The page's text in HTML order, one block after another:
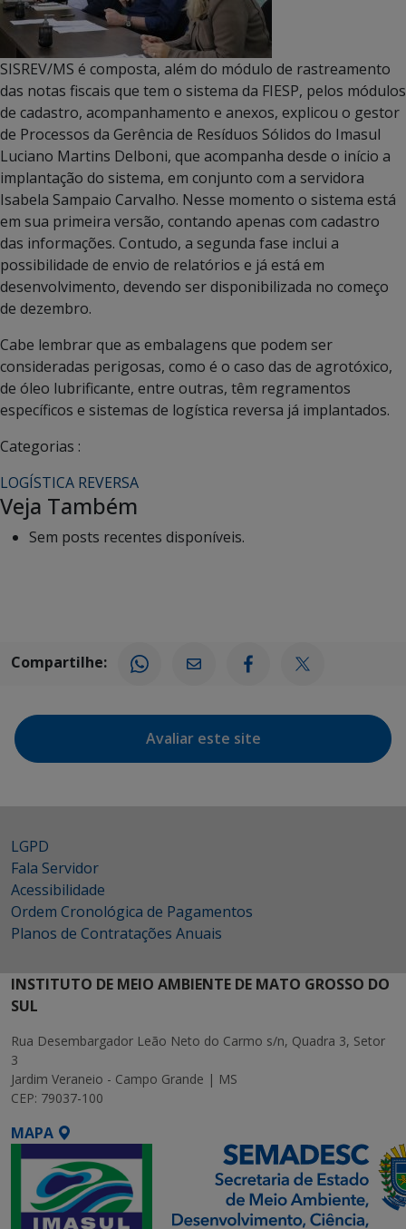
SISREV/MS é composta, além do módulo de rastreamento
das notas fiscais que tem o sistema da FIESP, pelos módulos
de cadastro, acompanhamento e anexos, explicou o gestor
de Processos da Gerência de Resíduos Sólidos do Imasul
Luciano Martins Delboni, que acompanha desde o início a
implantação do sistema, em conjunto com a servidora
Isabela Sampaio Carvalho. Nesse momento o sistema está
em sua primeira versão, contando apenas com cadastro
das informações. Contudo, a segunda fase inclui a
possibilidade de envio de relatórios e já está em
desenvolvimento, devendo ser disponibilizada no começo
de dezembro.
Cabe lembrar que as embalagens que podem ser
consideradas perigosas, como é o caso das de agrotóxico,
de óleo lubrificante, entre outras, têm regramentos
específicos e sistemas de logística reversa já implantados.
Categorias :
LOGÍSTICA REVERSA
Veja Também
Sem posts recentes disponíveis.
Compartilhe:
Avaliar este site
LGPD
Fala Servidor
Acessibilidade
Ordem Cronológica de Pagamentos
Planos de Contratações Anuais
INSTITUTO DE MEIO AMBIENTE DE MATO GROSSO DO
SUL
Rua Desembargador Leão Neto do Carmo s/n, Quadra 3, Setor
3
Jardim Veraneio - Campo Grande | MS
CEP: 79037-100
MAPA